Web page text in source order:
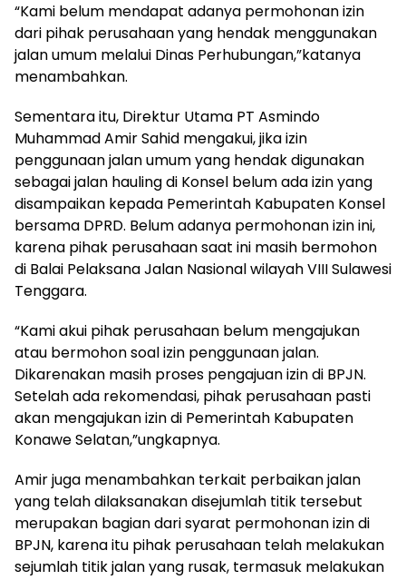
“Kami belum mendapat adanya permohonan izin
dari pihak perusahaan yang hendak menggunakan
jalan umum melalui Dinas Perhubungan,”katanya
menambahkan.
Sementara itu, Direktur Utama PT Asmindo
Muhammad Amir Sahid mengakui, jika izin
penggunaan jalan umum yang hendak digunakan
sebagai jalan hauling di Konsel belum ada izin yang
disampaikan kepada Pemerintah Kabupaten Konsel
bersama DPRD. Belum adanya permohonan izin ini,
karena pihak perusahaan saat ini masih bermohon
di Balai Pelaksana Jalan Nasional wilayah VIII Sulawesi
Tenggara.
“Kami akui pihak perusahaan belum mengajukan
atau bermohon soal izin penggunaan jalan.
Dikarenakan masih proses pengajuan izin di BPJN.
Setelah ada rekomendasi, pihak perusahaan pasti
akan mengajukan izin di Pemerintah Kabupaten
Konawe Selatan,”ungkapnya.
Amir juga menambahkan terkait perbaikan jalan
yang telah dilaksanakan disejumlah titik tersebut
merupakan bagian dari syarat permohonan izin di
BPJN, karena itu pihak perusahaan telah melakukan
sejumlah titik jalan yang rusak, termasuk melakukan